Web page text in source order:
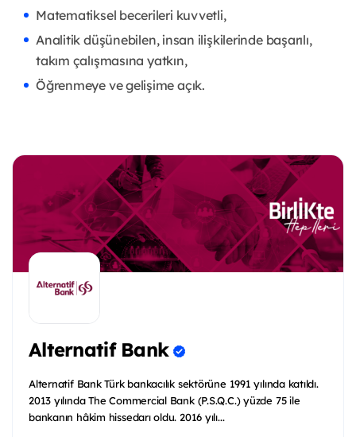
Matematiksel becerileri kuvvetli,
Analitik düşünebilen, insan ilişkilerinde başarılı,
takım çalışmasına yatkın,
Öğrenmeye ve gelişime açık.
Alternatif Bank
Alternatif Bank Türk bankacılık sektörüne 1991 yılında katıldı.
2013 yılında The Commercial Bank (P.S.Q.C.) yüzde 75 ile
bankanın hâkim hissedarı oldu. 2016 yılı...